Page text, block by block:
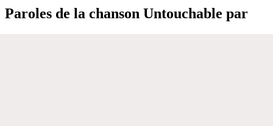
Paroles de la chanson Untouchable par